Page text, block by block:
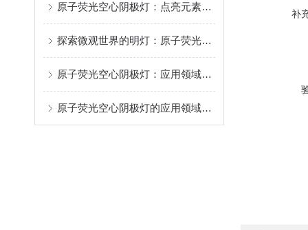
原子荧光空心阴极灯：点亮元素世界的精密灯塔
探索微观世界的明灯：原子荧光空心阴极灯
原子荧光空心阴极灯：应用领域、使用方法与维护要点
原子荧光空心阴极灯的应用领域、使用方法和维护要点
补